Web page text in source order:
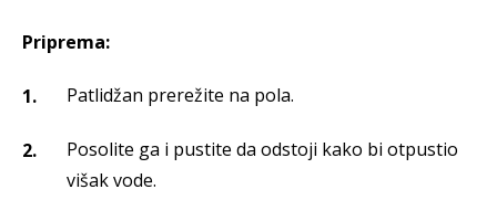
Priprema:
Patlidžan prerežite na pola.
Posolite ga i pustite da odstoji kako bi otpustio
višak vode.